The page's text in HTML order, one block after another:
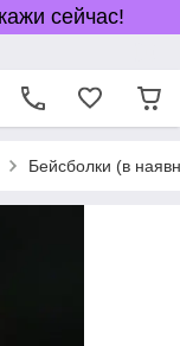
сейчас!
Бейсболки (в